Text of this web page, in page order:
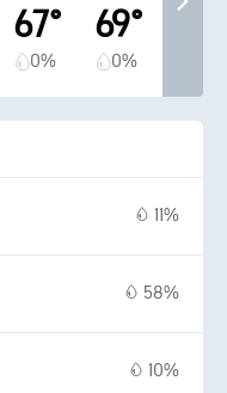
67°
0%
69°
0%
11%
58%
10%